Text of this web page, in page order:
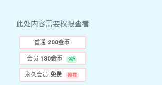
此处内容需要权限查看
普通 200金币
会员 180金币 9折
永久会员 免费 推荐